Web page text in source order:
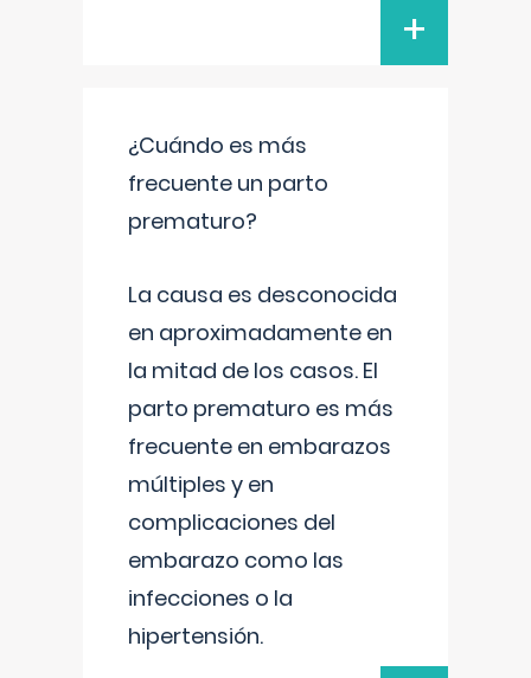
+
¿Cuándo es más
frecuente un parto
prematuro?
La causa es desconocida
en aproximadamente en
la mitad de los casos. El
parto prematuro es más
frecuente en embarazos
múltiples y en
complicaciones del
embarazo como las
infecciones o la
hipertensión.